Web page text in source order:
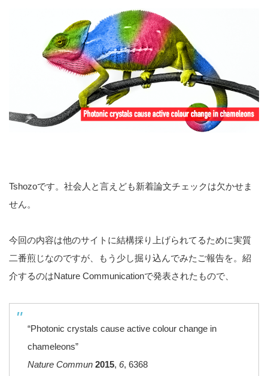
Tshozoです。社会人と言えども新着論文チェックは欠かせま
せん。
今回の内容は他のサイトに結構採り上げられてるために実質
二番煎じなのですが、もう少し掘り込んでみたご報告を。紹
介するのはNature Communicationで発表されたもので、
“Photonic crystals cause active colour change in
chameleons”
Nature Commun 2015, 6, 6368